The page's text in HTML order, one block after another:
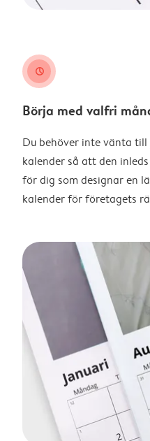
clock
Börja med valfri
Du behöver inte vänta
kalender så att den
för dig som designar en
kalender för företagets